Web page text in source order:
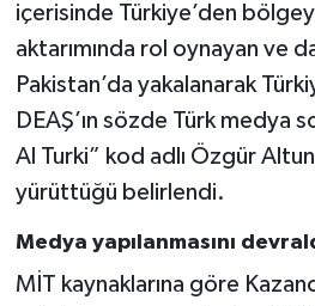
içerisinde Türkiye’den
aktarımında rol oynayan ve
Pakistan’da yakalanarak
DEAŞ’ın sözde Türk medya
Al Turki” kod adlı Özgür
yürüttüğü belirlendi.
Medya yapılanmasını
MİT kaynaklarına göre